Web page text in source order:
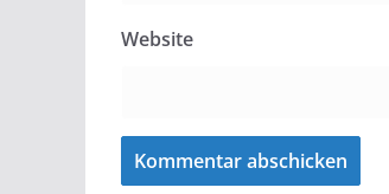
Website